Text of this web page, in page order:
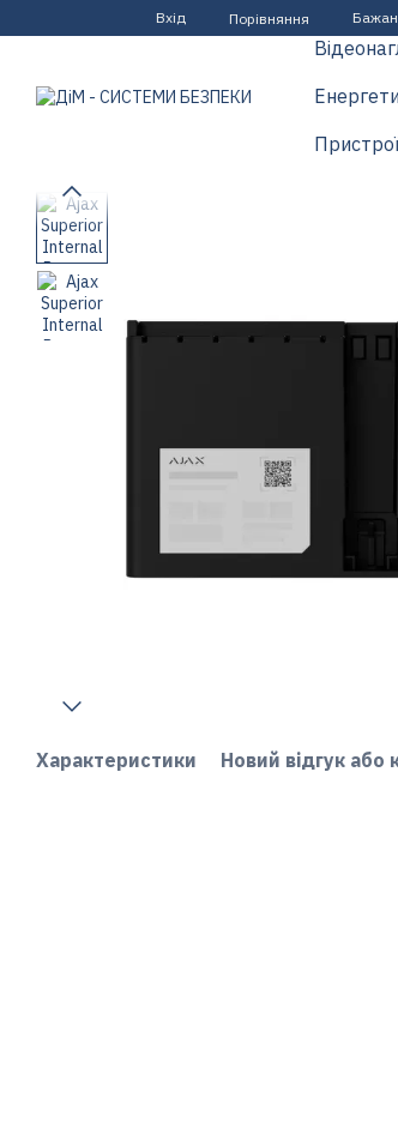
Перейти до основного контенту
Вхід Порівняння
Характеристики Новий відгук або